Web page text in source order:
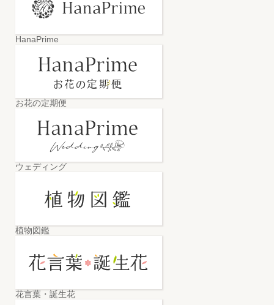
HanaPrime
お花の定期便
ウェディング
植物図鑑
花言葉・誕生花